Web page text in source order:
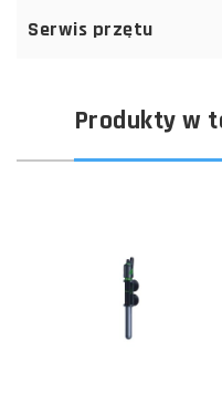
Serwis przętu
Produkty w